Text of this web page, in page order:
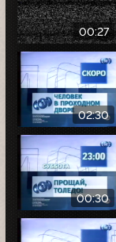
00:27
02:30
00:30